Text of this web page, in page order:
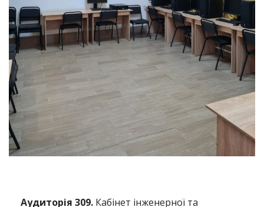
Аудиторія 309. Кабінет інженерної та